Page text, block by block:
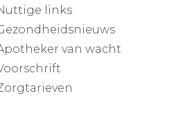
links
van wacht